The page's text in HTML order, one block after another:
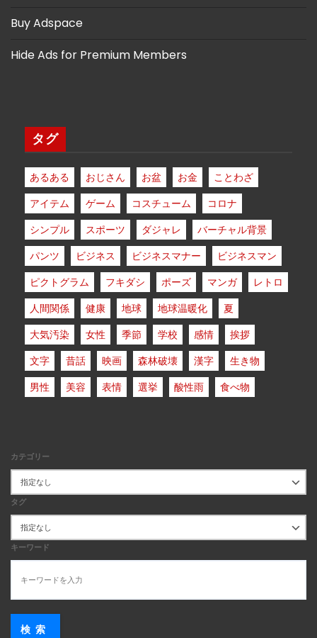
Buy Adspace
Hide Ads for Premium Members
タグ
あるある おじさん お盆 お金
ことわざ
アイテム
ゲーム コスチューム
コロナ
シンプル
スポーツ ダジャレ
バーチャル背景
パンツ
ビジネス ビジネスマナー
ビジネスマン
ピクトグラム
フキダシ ポーズ マンガ
レトロ
人間関係
健康 地球 地球温暖化
夏
大気汚染
女性 季節 学校 感情
挨拶
文字
昔話 映画 森林破壊 漢字
生き物
男性
美容 表情 選挙 酸性雨 食べ物
カテゴリー
タグ
キーワード
検索